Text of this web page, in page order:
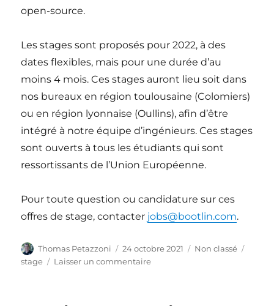
open-source.
Les stages sont proposés pour 2022, à des
dates flexibles, mais pour une durée d’au
moins 4 mois. Ces stages auront lieu soit dans
nos bureaux en région toulousaine (Colomiers)
ou en région lyonnaise (Oullins), afin d’être
intégré à notre équipe d’ingénieurs. Ces stages
sont ouverts à tous les étudiants qui sont
ressortissants de l’Union Européenne.
Pour toute question ou candidature sur ces
offres de stage, contacter jobs@bootlin.com.
Auteur
Thomas Petazzoni
Publié
le
24 octobre 2021 Catégories
Non classé
stage
Laisser un commentairesur